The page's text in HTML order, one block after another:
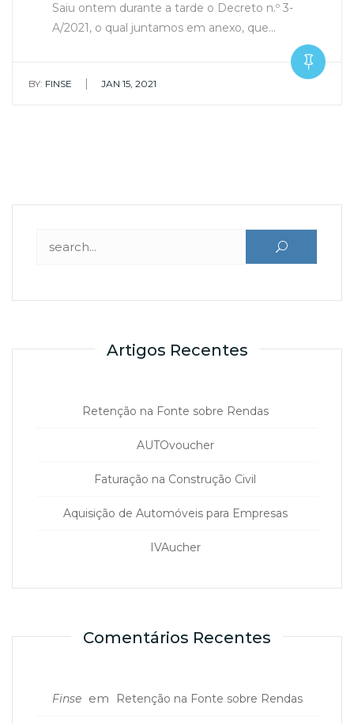
Saiu ontem durante a tarde o Decreto n.º 3-
A/2021, o qual juntamos em anexo, que…
BY: FINSE | JAN 15, 2021
Artigos Recentes
Retenção na Fonte sobre Rendas
AUTOvoucher
Faturação na Construção Civil
Aquisição de Automóveis para Empresas
IVAucher
Comentários Recentes
Finse em Retenção na Fonte sobre Rendas